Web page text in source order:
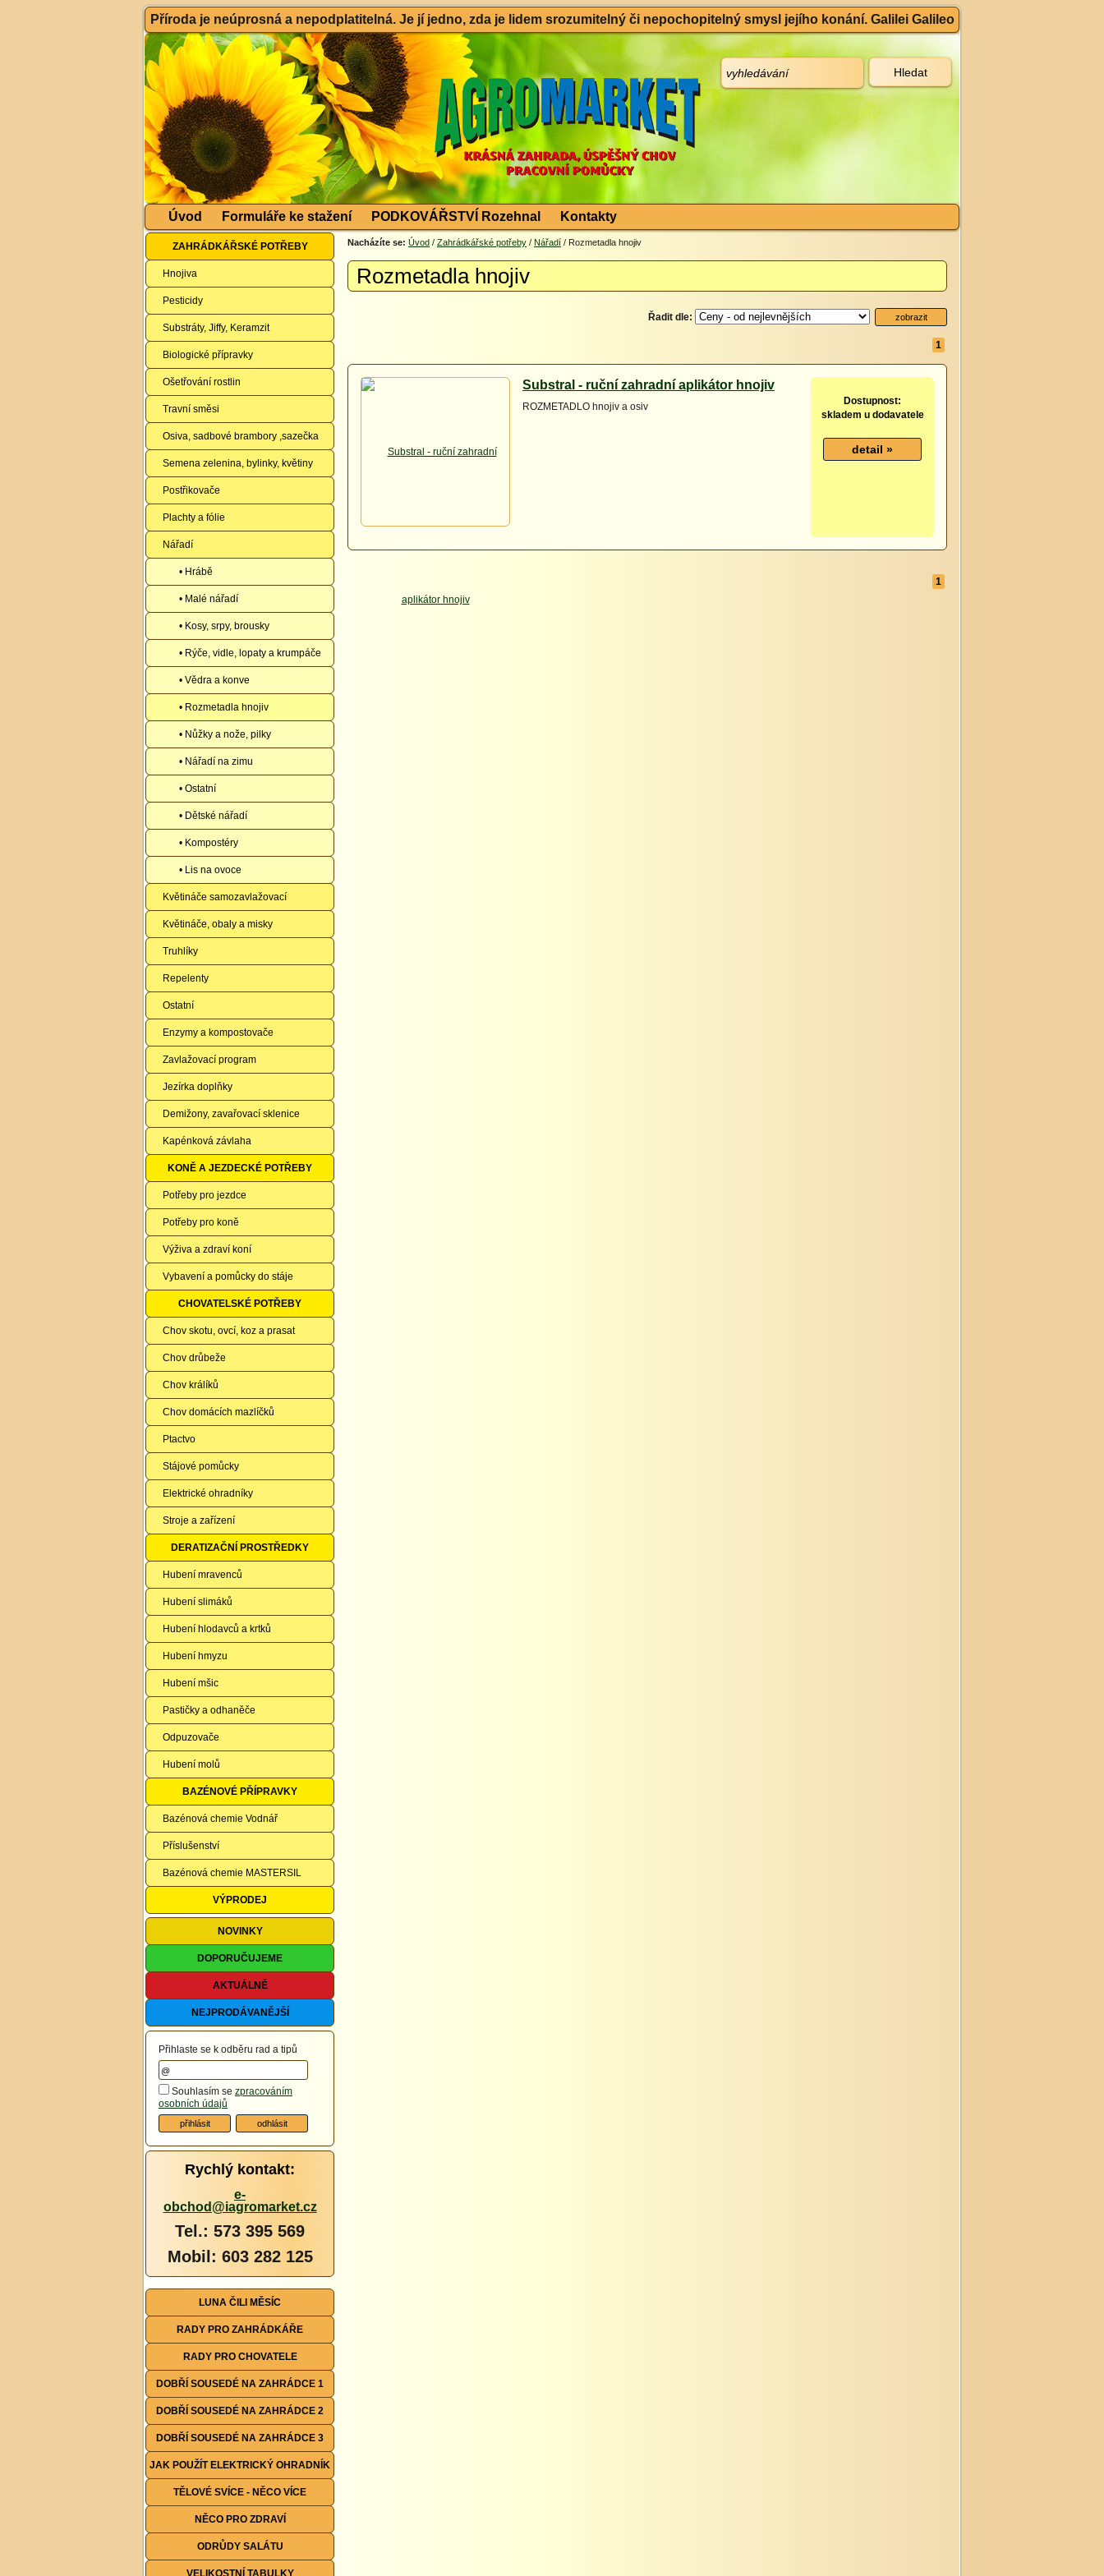
Příroda je neúprosná a nepodplatitelná. Je jí jedno, zda je lidem srozumitelný či nepochopitelný smysl jejího konání. Galilei Galileo
Úvod Formuláře ke stažení PODKOVÁŘSTVÍ Rozehnal Kontakty
ZAHRÁDKÁŘSKÉ POTŘEBY
Hnojiva
Pesticidy
Substráty, Jiffy, Keramzit
Biologické přípravky
Ošetřování rostlin
Travní směsi
Osiva, sadbové brambory ,sazečka
Semena zelenina, bylinky, květiny
Postřikovače
Plachty a fólie
Nářadí
• Hrábě
• Malé nářadí
• Kosy, srpy, brousky
• Rýče, vidle, lopaty a krumpáče
• Vědra a konve
• Rozmetadla hnojiv
• Nůžky a nože, pilky
• Nářadí na zimu
• Ostatní
• Dětské nářadí
• Kompostéry
• Lis na ovoce
Květináče samozavlažovací
Květináče, obaly a misky
Truhlíky
Repelenty
Ostatní
Enzymy a kompostovače
Zavlažovací program
Jezírka doplňky
Demižony, zavařovací sklenice
Kapénková závlaha
KONĚ A JEZDECKÉ POTŘEBY
Potřeby pro jezdce
Potřeby pro koně
Výživa a zdraví koní
Vybavení a pomůcky do stáje
CHOVATELSKÉ POTŘEBY
Chov skotu, ovcí, koz a prasat
Chov drůbeže
Chov králíků
Chov domácích mazlíčků
Ptactvo
Stájové pomůcky
Elektrické ohradníky
Stroje a zařízení
DERATIZAČNÍ PROSTŘEDKY
Hubení mravenců
Hubení slimáků
Hubení hlodavců a krtků
Hubení hmyzu
Hubení mšic
Pastičky a odhaněče
Odpuzovače
Hubení molů
BAZÉNOVÉ PŘÍPRAVKY
Bazénová chemie Vodnář
Příslušenství
Bazénová chemie MASTERSIL
VÝPRODEJ
NOVINKY
DOPORUČUJEME
AKTUÁLNĚ
NEJPRODÁVANĚJŠÍ
Přihlaste se k odběru rad a tipů
Souhlasím se zpracováním
osobních údajů
Rychlý kontakt:
e-
obchod@iagromarket.cz
Tel.: 573 395 569
Mobil: 603 282 125
LUNA ČILI MĚSÍC
RADY PRO ZAHRÁDKÁŘE
RADY PRO CHOVATELE
DOBŘÍ SOUSEDÉ NA ZAHRÁDCE 1
DOBŘÍ SOUSEDÉ NA ZAHRÁDCE 2
DOBŘÍ SOUSEDÉ NA ZAHRÁDCE 3
JAK POUŽÍT ELEKTRICKÝ OHRADNÍK
TĚLOVÉ SVÍCE - NĚCO VÍCE
NĚCO PRO ZDRAVÍ
ODRŮDY SALÁTU
VELIKOSTNÍ TABULKY
Nacházíte se: Úvod / Zahrádkářské potřeby / Nářadí / Rozmetadla hnojiv
Rozmetadla hnojiv
Řadit dle:
1
Substral - ruční zahradní aplikátor hnojiv
ROZMETADLO hnojiv a osiv
Dostupnost:
skladem u dodavatele
1